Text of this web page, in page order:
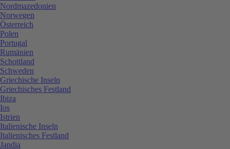
Nordmazedonien
Norwegen
Österreich
Polen
Portugal
Rumänien
Schottland
Schweden
Griechische Inseln
Griechisches Festland
Ibiza
Ios
Istrien
Italienische Inseln
Italienisches Festland
Jandia